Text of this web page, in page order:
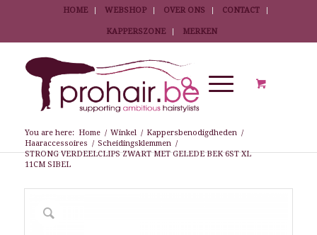
HOME WEBSHOP OVER ONS CONTACT
KAPPERSZONE MERKEN
You are here: Home / Winkel / Kappersbenodigdheden /
Haaraccessoires / Scheidingsklemmen /
STRONG VERDEELCLIPS ZWART MET GELEDE BEK 6ST XL
11CM SIBEL